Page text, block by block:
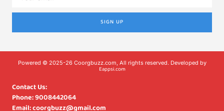
SIGN UP
Powered © 2025-26 Coorgbuzz.com, All rights reserved. Developed by
Eappsi.com
Contact Us:
Phone: 9008442064
Email: coorgbuzz@gmail.com